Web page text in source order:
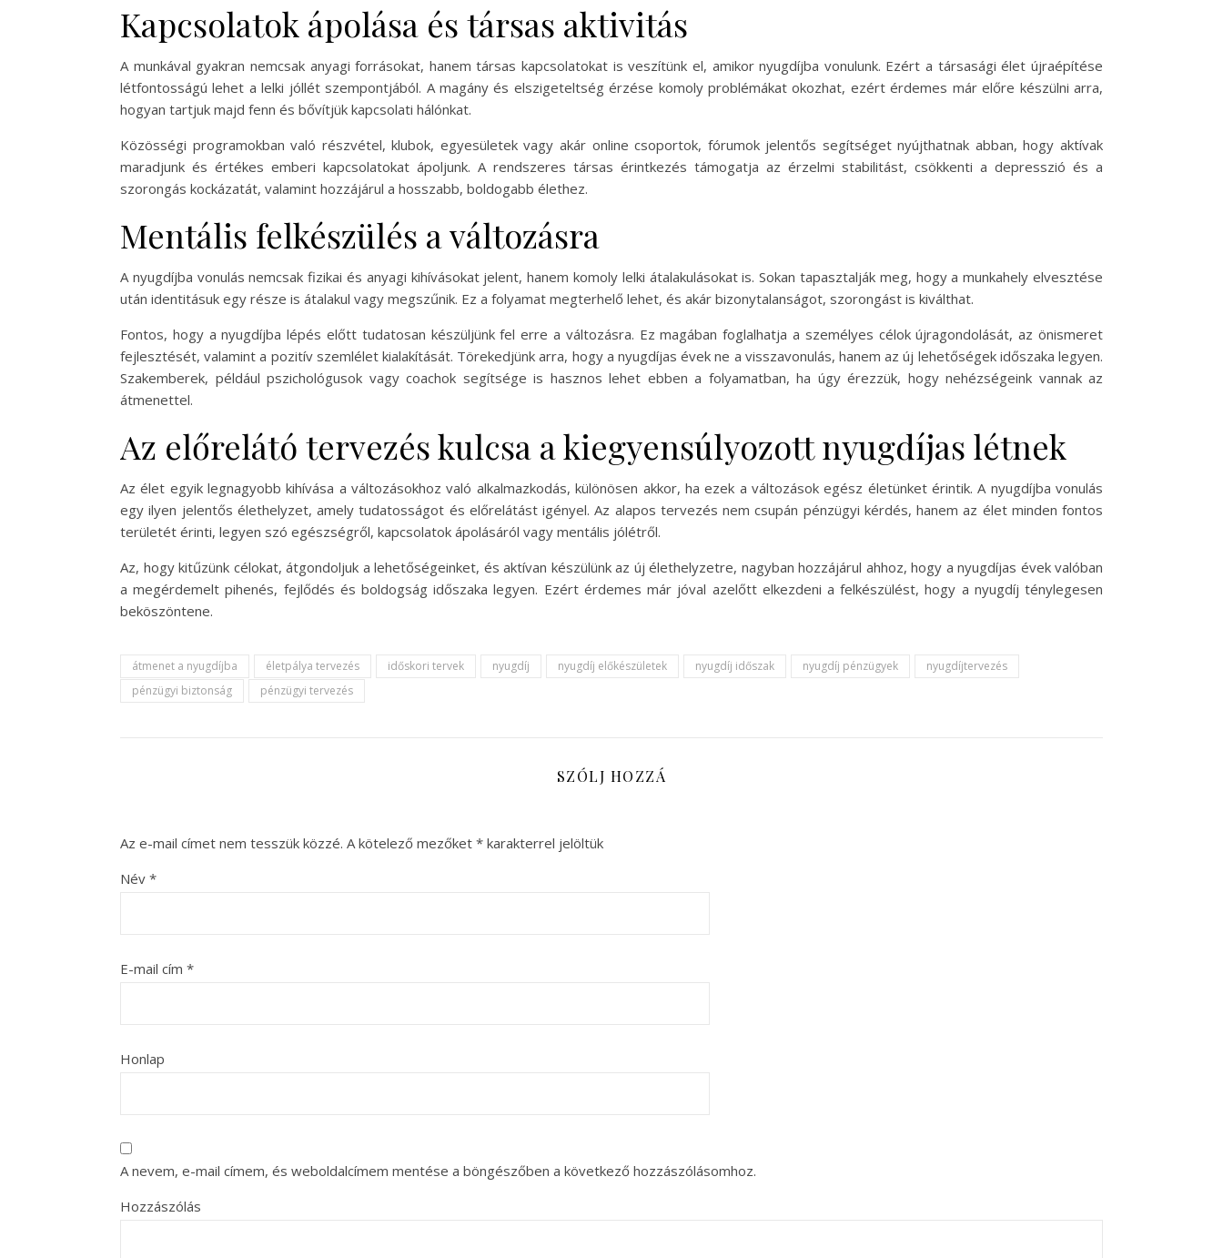
Kapcsolatok ápolása és társas aktivitás
A munkával gyakran nemcsak anyagi forrásokat, hanem társas kapcsolatokat is veszítünk el, amikor nyugdíjba vonulunk. Ezért a társasági élet újraépítése
létfontosságú lehet a lelki jóllét szempontjából. A magány és elszigeteltség érzése komoly problémákat okozhat, ezért érdemes már előre készülni arra,
hogyan tartjuk majd fenn és bővítjük kapcsolati hálónkat.
Közösségi programokban való részvétel, klubok, egyesületek vagy akár online csoportok, fórumok jelentős segítséget nyújthatnak abban, hogy aktívak
maradjunk és értékes emberi kapcsolatokat ápoljunk. A rendszeres társas érintkezés támogatja az érzelmi stabilitást, csökkenti a depresszió és a
szorongás kockázatát, valamint hozzájárul a hosszabb, boldogabb élethez.
Mentális felkészülés a változásra
A nyugdíjba vonulás nemcsak fizikai és anyagi kihívásokat jelent, hanem komoly lelki átalakulásokat is. Sokan tapasztalják meg, hogy a munkahely elvesztése
után identitásuk egy része is átalakul vagy megszűnik. Ez a folyamat megterhelő lehet, és akár bizonytalanságot, szorongást is kiválthat.
Fontos, hogy a nyugdíjba lépés előtt tudatosan készüljünk fel erre a változásra. Ez magában foglalhatja a személyes célok újragondolását, az önismeret
fejlesztését, valamint a pozitív szemlélet kialakítását. Törekedjünk arra, hogy a nyugdíjas évek ne a visszavonulás, hanem az új lehetőségek időszaka legyen.
Szakemberek, például pszichológusok vagy coachok segítsége is hasznos lehet ebben a folyamatban, ha úgy érezzük, hogy nehézségeink vannak az
átmenettel.
Az előrelátó tervezés kulcsa a kiegyensúlyozott nyugdíjas létnek
Az élet egyik legnagyobb kihívása a változásokhoz való alkalmazkodás, különösen akkor, ha ezek a változások egész életünket érintik. A nyugdíjba vonulás
egy ilyen jelentős élethelyzet, amely tudatosságot és előrelátást igényel. Az alapos tervezés nem csupán pénzügyi kérdés, hanem az élet minden fontos
területét érinti, legyen szó egészségről, kapcsolatok ápolásáról vagy mentális jólétről.
Az, hogy kitűzünk célokat, átgondoljuk a lehetőségeinket, és aktívan készülünk az új élethelyzetre, nagyban hozzájárul ahhoz, hogy a nyugdíjas évek valóban
a megérdemelt pihenés, fejlődés és boldogság időszaka legyen. Ezért érdemes már jóval azelőtt elkezdeni a felkészülést, hogy a nyugdíj ténylegesen
beköszöntene.
átmenet a nyugdíjba életpálya tervezés időskori tervek nyugdíj nyugdíj előkészületek nyugdíj időszak nyugdíj pénzügyek
nyugdíjtervezés
pénzügyi biztonság
pénzügyi tervezés
SZÓLJ HOZZÁ
Az e-mail címet nem tesszük közzé. A kötelező mezőket * karakterrel jelöltük
Név *
E-mail cím *
Honlap
A nevem, e-mail címem, és weboldalcímem mentése a böngészőben a következő hozzászólásomhoz.
Hozzászólás